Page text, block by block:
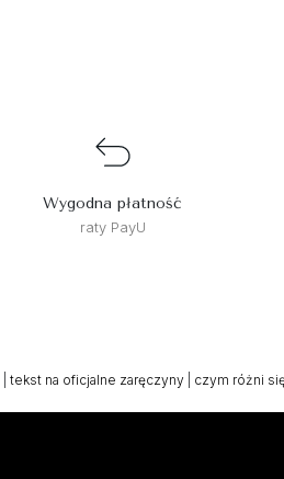
Wygodna płatność
raty PayU
tekst na oficjalne zaręczyny| czym różni